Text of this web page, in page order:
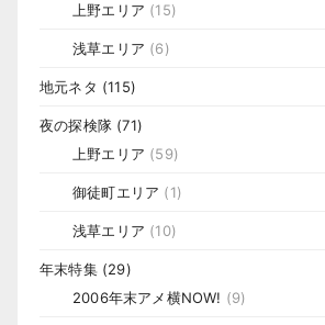
上野エリア (15)
浅草エリア (6)
地元ネタ (115)
夜の探検隊 (71)
上野エリア (59)
御徒町エリア (1)
浅草エリア (10)
年末特集(29)
2006年末アメ横NOW! (9)